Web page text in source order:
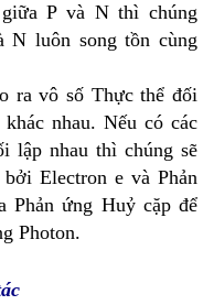
P và N thì chúng
N luôn song tồn cùng
ra vô số Thực thể đối
nhau. Nếu có các
lập nhau thì chúng sẽ
Electron e và Phản
Phản ứng Huỷ cặp để
Photon.